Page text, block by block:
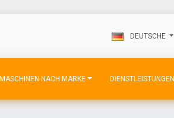
DEUTSCHE
MASCHINEN NACH MARKE DIENSTLEISTUNGEN